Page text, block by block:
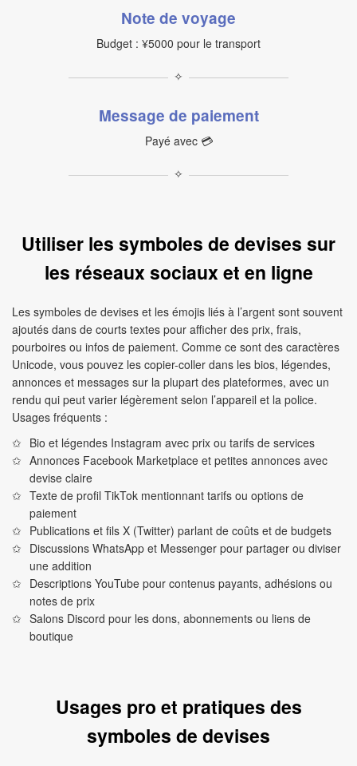
Note de voyage
Budget : ¥5000 pour le transport
✧
Message de paiement
Payé avec 💳
✧
Utiliser les symboles de devises sur
les réseaux sociaux et en ligne
Les symboles de devises et les émojis liés à l’argent sont souvent
ajoutés dans de courts textes pour afficher des prix, frais,
pourboires ou infos de paiement. Comme ce sont des caractères
Unicode, vous pouvez les copier-coller dans les bios, légendes,
annonces et messages sur la plupart des plateformes, avec un
rendu qui peut varier légèrement selon l’appareil et la police.
Usages fréquents :
Bio et légendes Instagram avec prix ou tarifs de services
Annonces Facebook Marketplace et petites annonces avec
devise claire
Texte de profil TikTok mentionnant tarifs ou options de
paiement
Publications et fils X (Twitter) parlant de coûts et de budgets
Discussions WhatsApp et Messenger pour partager ou diviser
une addition
Descriptions YouTube pour contenus payants, adhésions ou
notes de prix
Salons Discord pour les dons, abonnements ou liens de
boutique
Usages pro et pratiques des
symboles de devises